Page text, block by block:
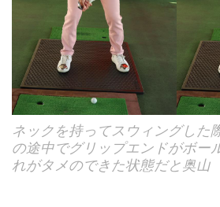
ネックを持ってスウィングした
の途中でグリップエンドがボー
れがタメのできた状態だと奥山